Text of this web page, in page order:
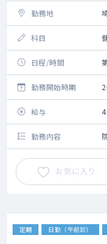
勤務地
科目
日程/時間
勤務開始時期
給与
勤務内容
お気に入り
定期 日勤（午前診）